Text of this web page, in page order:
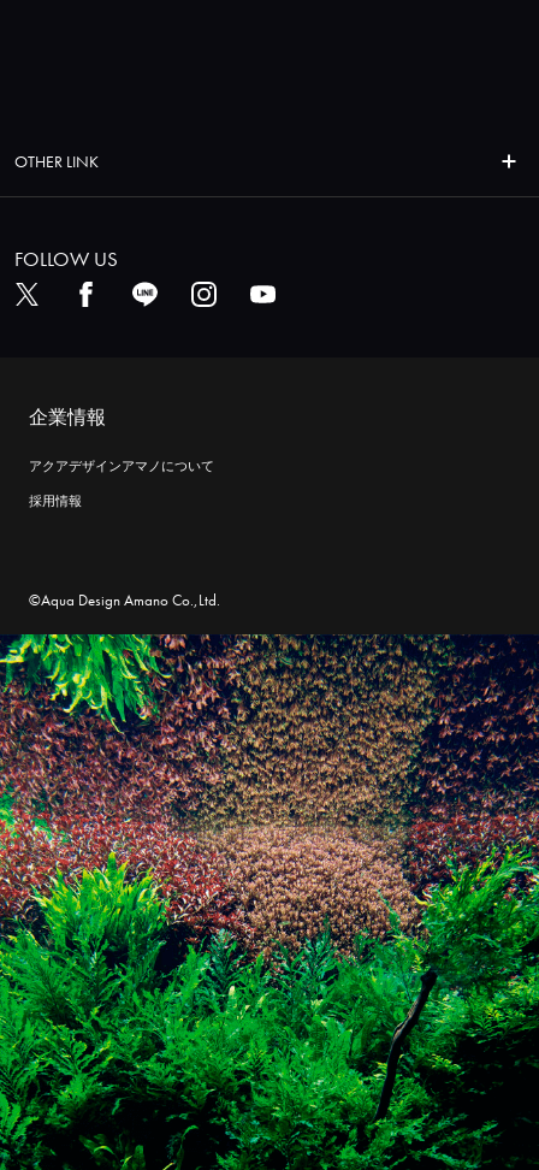
OTHER LINK
FOLLOW US
企業情報
アクアデザインアマノについて
採用情報
©Aqua Design Amano Co.,Ltd.